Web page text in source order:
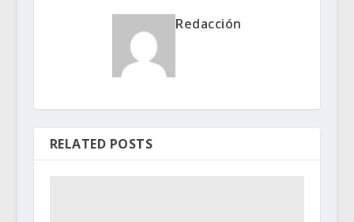
Redacción
RELATED POSTS